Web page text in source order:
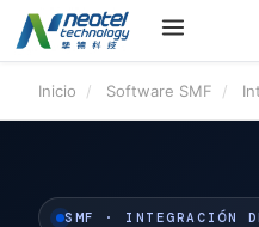
Inicio / Software SMF /
SMF · INTEGRACIÓN